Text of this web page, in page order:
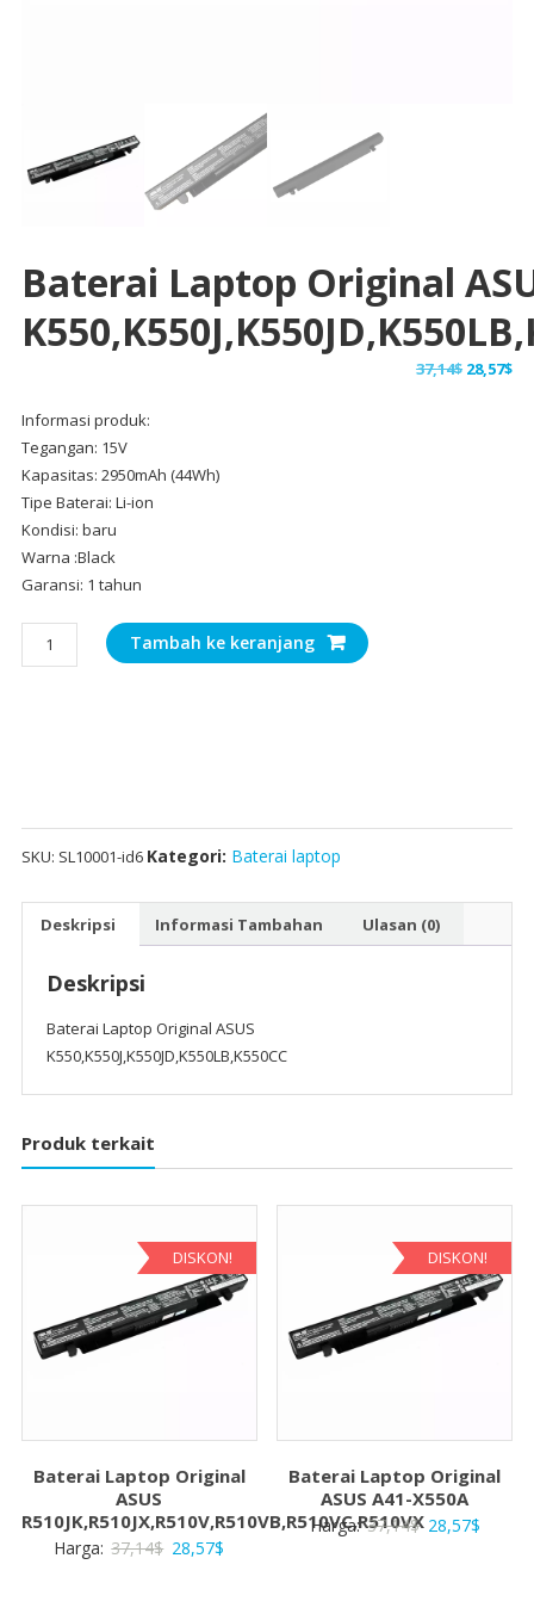
Baterai Laptop Original
37,14$ Harga
28,57$
Informasi produk:
Tegangan: 15V
Kapasitas: 2950mAh (44Wh)
Tipe Baterai: Li-ion
Kondisi: baru
Warna :Black
Garansi: 1 tahun
Kuantitas
Baterai
Tambah ke keranjang
SKU: SL10001-id6 Kategori: Baterai laptop
Deskripsi Informasi Tambahan Ulasan (0)
Deskripsi
Baterai Laptop Original ASUS
K550,K550J,K550JD,K550LB,K550CC
Produk terkait
DISKON!
Baterai Laptop Original
ASUS
R510JK,R510JX,R510V,R510VB,R510VC,R510VX
Harga: 37,14$ Harga
28,57$
DISKON!
Baterai Laptop Original
ASUS A41-X550A
Harga: 37,14$Harga
28,57$Harga